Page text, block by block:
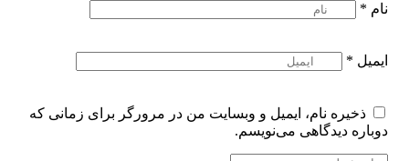
نام *
ایمیل *
ذخیره نام، ایمیل و وبسایت من در مرورگر برای زمانی که
دوباره دیدگاهی می‌نویسم.